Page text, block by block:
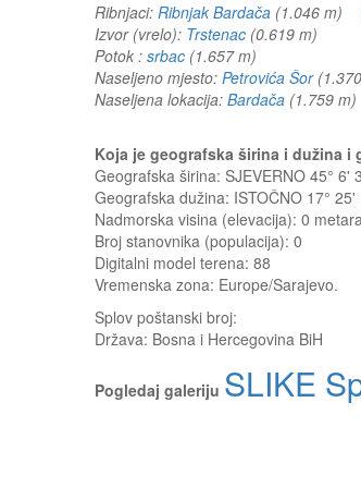
Ribnjaci: Ribnjak Bardača (1.046 m)
Izvor (vrelo): Trstenac (0.619 m)
Potok : srbac (1.657 m)
Naseljeno mjesto: Petrovića Šor
Naseljena lokacija: Bardača (1.759 m)
Koja je geografska širina i dužina i
Geografska širina: SJEVERNO 45°
Geografska dužina: ISTOČNO 17°
Nadmorska visina (elevacija): 0
Broj stanovnika (populacija): 0
Digitalni model terena: 88
Vremenska zona: Europe/Sarajevo.
Splov poštanski broj:
Država: Bosna i Hercegovina BiH
Pogledaj galeriju SLIKE